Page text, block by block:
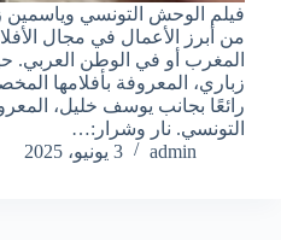
فيلم الوحش التونسي وياسمين
من أبرز الأعمال في مجال
المغرب أو في الوطن العربي.
زباري، المعروفة بأفلامها
رائعًا بجانب يوسف خليل،
التونسي. نار وشرار:…
admin
3 يونيو، 2025